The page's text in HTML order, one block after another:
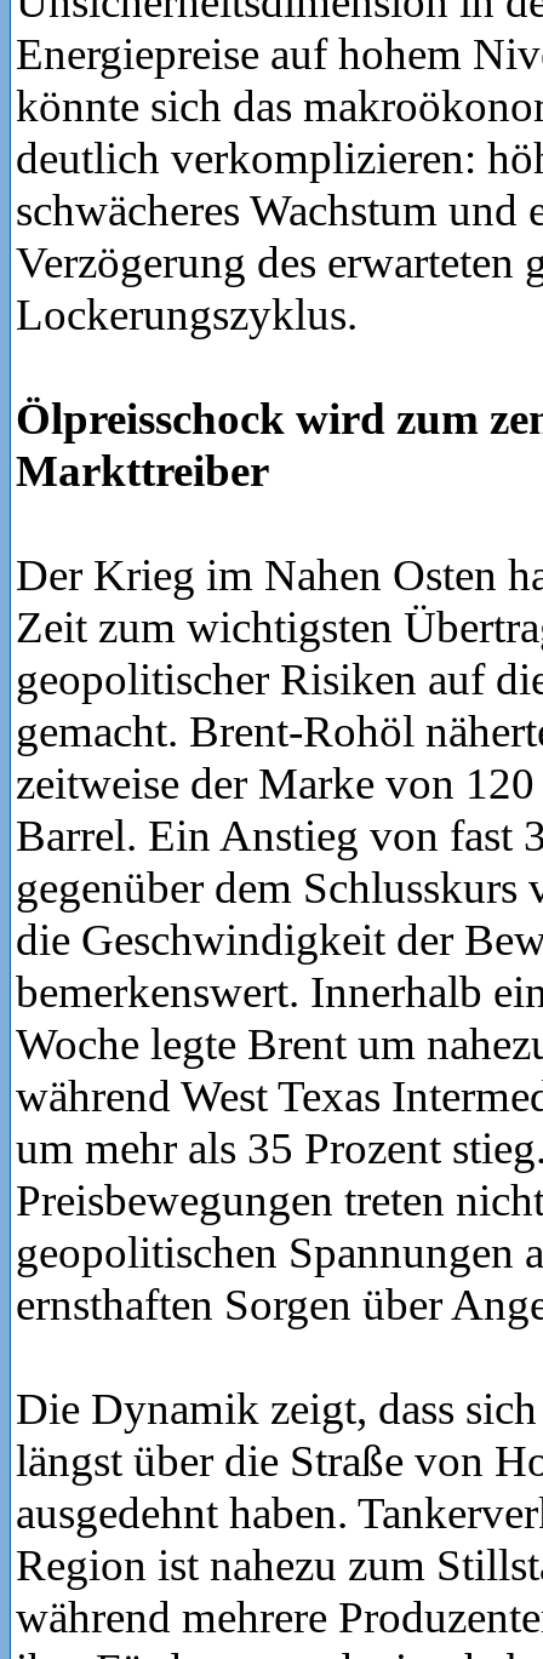
Energiepreise auf hohem
könnte sich das
deutlich verkomplizieren:
schwächeres Wachstum und
Verzögerung des erwarteten
Lockerungszyklus.
Ölpreisschock wird zum
Markttreiber
Der Krieg im Nahen Osten
Zeit zum wichtigsten
geopolitischer Risiken auf
gemacht. Brent-Rohöl
zeitweise der Marke von
Barrel. Ein Anstieg von fast
gegenüber dem
die Geschwindigkeit der
bemerkenswert. Innerhalb
Woche legte Brent um
während West Texas
um mehr als 35 Prozent
Preisbewegungen treten
geopolitischen Spannungen
ernsthaften Sorgen über
Die Dynamik zeigt, dass
längst über die Straße von
ausgedehnt haben.
Region ist nahezu zum
während mehrere